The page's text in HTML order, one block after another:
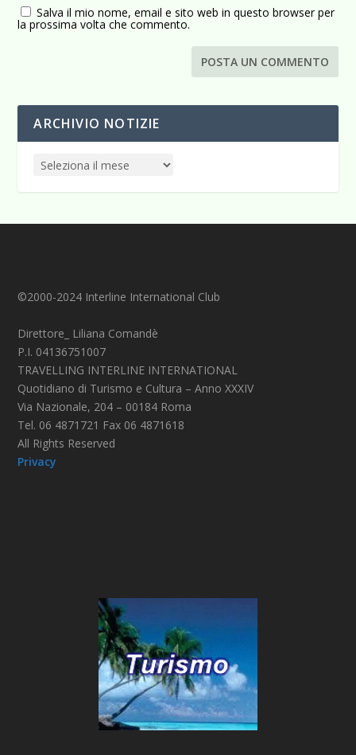
Salva il mio nome, email e sito web in questo browser per
la prossima volta che commento.
ARCHIVIO NOTIZIE
©2000-2024 Interline International Club
Direttore_ Liliana Comandè
P.I. 04136751007
TRAVELLING INTERLINE INTERNATIONAL
Quotidiano di Turismo e Cultura – Anno XXXIV
Via Nazionale, 204 – 00184 Roma
Tel. 06 4871721 Fax 06 4871618
All Rights Reserved
Privacy